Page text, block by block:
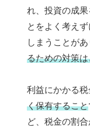
れ、投資の成
とをよく考え
しまうことがあ
るための対策
利益にかかる税
く保有すること
ど、税金の割